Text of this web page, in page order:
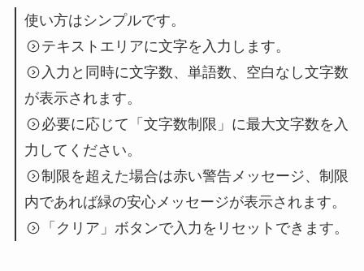
使い方はシンプルです。
テキストエリアに文字を入力します。
入力と同時に文字数、単語数、空白なし文字数
が表示されます。
必要に応じて「文字数制限」に最大文字数を入
力してください。
制限を超えた場合は赤い警告メッセージ、制限
内であれば緑の安心メッセージが表示されます。
「クリア」ボタンで入力をリセットできます。